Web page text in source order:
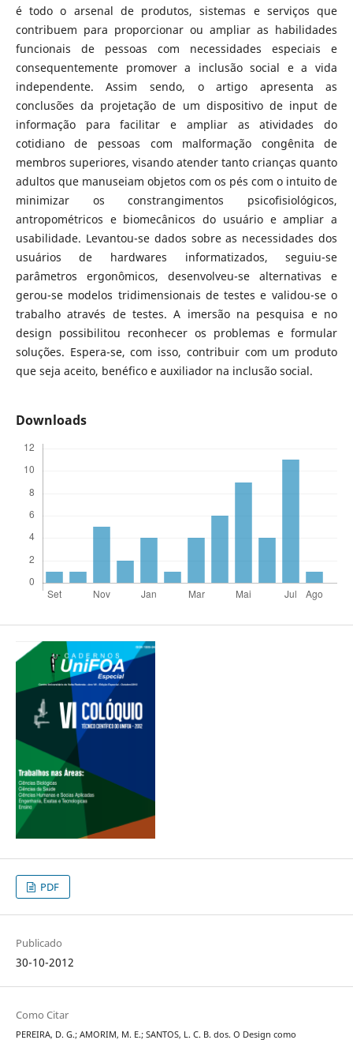
é todo o arsenal de produtos, sistemas e serviços que
contribuem para proporcionar ou ampliar as habilidades
funcionais de pessoas com necessidades especiais e
consequentemente promover a inclusão social e a vida
independente. Assim sendo, o artigo apresenta as
conclusões da projetação de um dispositivo de input de
informação para facilitar e ampliar as atividades do
cotidiano de pessoas com malformação congênita de
membros superiores, visando atender tanto crianças quanto
adultos que manuseiam objetos com os pés com o intuito de
minimizar os constrangimentos psicofisiológicos,
antropométricos e biomecânicos do usuário e ampliar a
usabilidade. Levantou-se dados sobre as necessidades dos
usuários de hardwares informatizados, seguiu-se
parâmetros ergonômicos, desenvolveu-se alternativas e
gerou-se modelos tridimensionais de testes e validou-se o
trabalho através de testes. A imersão na pesquisa e no
design possibilitou reconhecer os problemas e formular
soluções. Espera-se, com isso, contribuir com um produto
que seja aceito, benéfico e auxiliador na inclusão social.
Downloads
PDF
Publicado
30-10-2012
Como Citar
PEREIRA, D. G.; AMORIM, M. E.; SANTOS, L. C. B. dos. O Design como